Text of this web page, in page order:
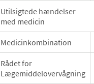
Utilsigtede hændelser
med medicin
Medicinkombination
Rådet for
Lægemiddelovervågning